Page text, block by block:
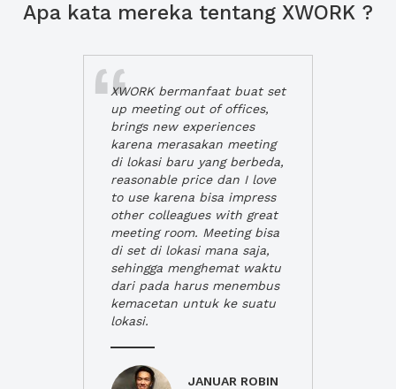
Apa kata mereka tentang XWORK ?
XWORK bermanfaat buat set
up meeting out of offices,
brings new experiences
karena merasakan meeting
di lokasi baru yang berbeda,
reasonable price dan I love
to use karena bisa impress
other colleagues with great
meeting room. Meeting bisa
di set di lokasi mana saja,
sehingga menghemat waktu
dari pada harus menembus
kemacetan untuk ke suatu
lokasi.
JANUAR ROBIN